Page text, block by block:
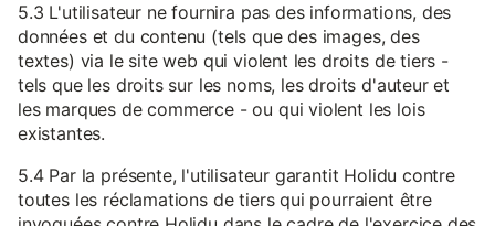
5.3 L'utilisateur ne fournira pas des informations, des
données et du contenu (tels que des images, des
textes) via le site web qui violent les droits de tiers -
tels que les droits sur les noms, les droits d'auteur et
les marques de commerce - ou qui violent les lois
existantes.
5.4 Par la présente, l'utilisateur garantit Holidu contre
toutes les réclamations de tiers qui pourraient être